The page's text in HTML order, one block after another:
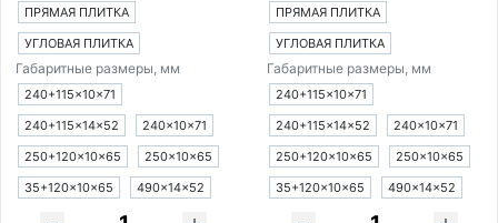
ПРЯМАЯ ПЛИТКА
УГЛОВАЯ ПЛИТКА
Габаритные размеры, мм
240+115×10×71
240+115×14×52
240×10×71
250+120×10×65
250×10×65
35+120×10×65
490×14×52
ПРЯМАЯ ПЛИТКА
УГЛОВАЯ ПЛИТКА
Габаритные размеры, мм
240+115×10×71
240+115×14×52
240×10×71
250+120×10×65
250×10×65
35+120×10×65
490×14×52